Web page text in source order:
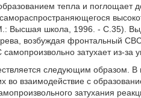
тепла и поглощает
Высшая школа, 1996. - С.35).
возбуждая фронтальный
затухает из-за
следующим образом. В
во взаимодействие с
затухания